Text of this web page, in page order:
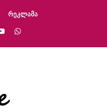
ᲠᲔᲙᲚᲐᲛᲐ